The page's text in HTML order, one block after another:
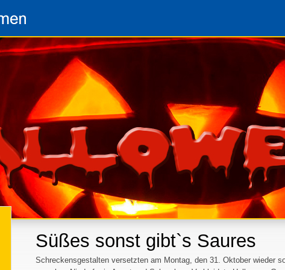
Süßes sonst gibt`s Saures
Schreckensgestalten versetzten am Montag, den 31. Oktober wieder